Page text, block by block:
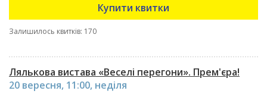
Купити квитки
Залишилось квитків: 170
Лялькова вистава «Веселі перегони». Прем'єра!
20 вересня, 11:00, неділя